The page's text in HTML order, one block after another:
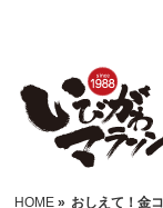
HOME » おしえて！金